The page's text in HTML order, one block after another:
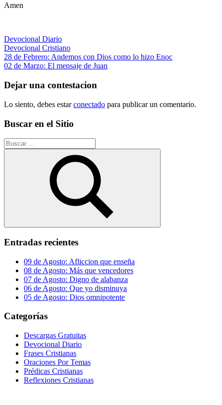
Amen
Devocional Diario
Devocional Cristiano
Navegación
de
entradas
Entrada
anterior:
28 de Febrero: Andemos con Dios como lo hizo Enoc
Siguiente
02 de Marzo: El mensaje de Juan
Dejar una contestacion
Lo siento, debes estarconectado para publicar un comentario.
Buscar en el Sitio
Buscar:
Buscar
Entradas recientes
09 de Agosto: Afliccion que enseña
08 de Agosto: Más que vencedores
07 de Agosto: Digno de alabanza
06 de Agosto: Que yo disminuya
05 de Agosto: Dios omnipotente
Categorías
Descargas Gratuitas
Devocional Diario
Frases Cristianas
Oraciones Por Temas
Prédicas Cristianas
Reflexiones Cristianas